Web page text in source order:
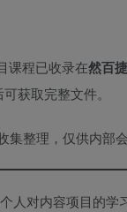
课程已收录在然百
获取完整文件。
集整理，仅供内部会
人对内容项目的学